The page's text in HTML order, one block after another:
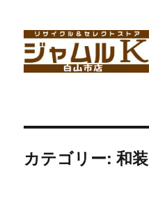
カテゴリー: 和装